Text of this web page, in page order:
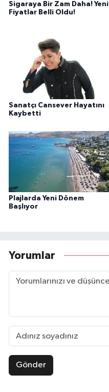
Sigaraya Bir Zam Daha! Yeni
Fiyatlar Belli Oldu!
Sanatçı Cansever Hayatını
Kaybetti
Plajlarda Yeni Dönem
Başlıyor
Yorumlar
Gönder